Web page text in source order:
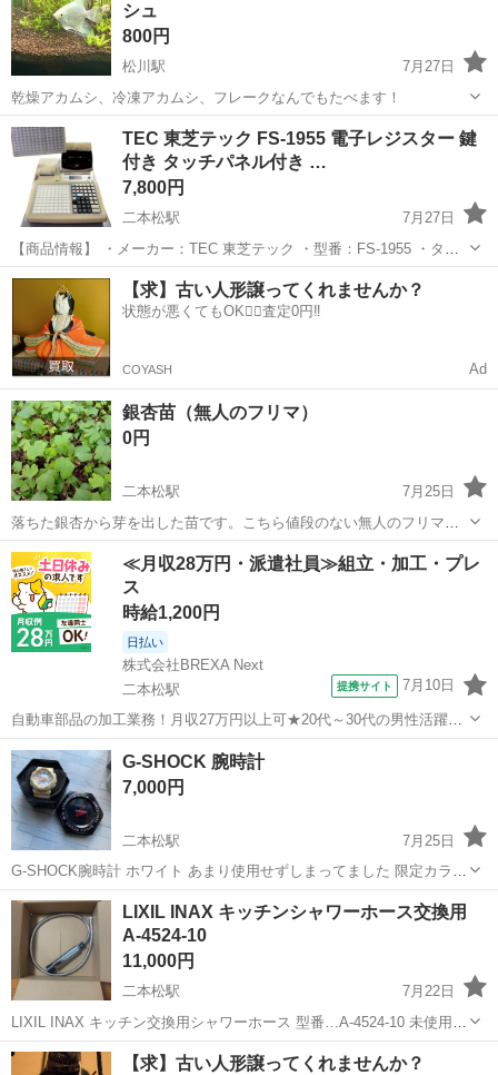
シュ
800円
松川駅
7月27日
乾燥アカムシ、冷凍アカムシ、フレークなんでもたべます！
福島 松川駅 その他 アカムシ
TEC 東芝テック FS-1955 電子レジスター 鍵
付き タッチパネル付き …
7,800円
二本松駅
7月27日
【商品情報】 ・メーカー：TEC 東芝テック ・型番：FS-1955 ・タイ
プ：電子レジスター／業務用レジ ・付属品：本体、ドロア、タッチパ
ネル、鍵 ・サイズ：約 幅45cm×奥行44cm×高さ45cm 【お...
福島 二本松市 二本松駅 その他 レジスター
【求】古い人形譲ってくれませんか？
状態が悪くてもOK🙆‍♀️査定0円‼️
COYASH Ad
銀杏苗（無人のフリマ）
0円
二本松駅
7月25日
落ちた銀杏から芽を出した苗です。こちら値段のない無人のフリマ商
品となりますので、ご自由に下記住所の現地へお越しください。お好
きな価格を決めてあしあとノートに記入の上、玄関の郵便受けに代金
を入れてからお持ち帰りください。非対面...
福島 二本松市 二本松駅 その他
≪月収28万円・派遣社員≫組立・加工・プレ
ス
時給1,200円
日払い
株式会社BREXA Next
二本松駅
提携サイト 7月10日
自動車部品の加工業務！月収27万円以上可★20代～30代の男性活躍中
★日払い制度あり！食堂利用可！1食あたり85円～と格安！メーカへの
直接雇用のチャンスあり★《福島県二本松市》 人気の工場のお仕事 ◇
自動車部品の加工業務◇...
福島 二本松市 二本松駅 その他
G-SHOCK 腕時計
7,000円
二本松駅
7月25日
G-SHOCK腕時計 ホワイト あまり使用せずしまってました 限定カラー
だったかと 状態良いです
福島 二本松市
LIXIL INAX キッチンシャワーホース交換用
A-4524-10
11,000円
二本松駅
7月22日
LIXIL INAX キッチン交換用シャワーホース 型番…A-4524-10 未使用品
撮影の為、袋からは出してあります！
福島 二本松市 二本松駅 その他
【求】古い人形譲ってくれませんか？